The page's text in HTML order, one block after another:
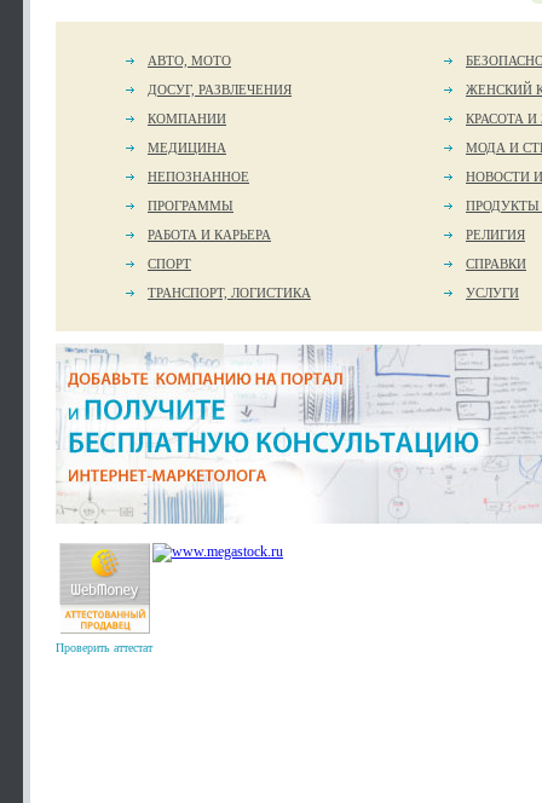
АВТО, МОТО
ДОСУГ, РАЗВЛЕЧЕНИЯ
ЖЕНСКИЙ
КОМПАНИИ
КРАСОТА И
МЕДИЦИНА
МОДА И
НЕПОЗНАННОЕ
НОВОСТИ
ПРОГРАММЫ
РАБОТА И КАРЬЕРА
РЕЛИГИЯ
СПОРТ
СПРАВКИ
ТРАНСПОРТ, ЛОГИСТИКА
УСЛУГИ
Проверить аттестат